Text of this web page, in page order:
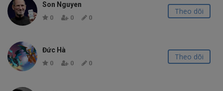
Son Nguyen
0 0 0
Theo dõi
Đức Hà
0 0 0
Theo dõi